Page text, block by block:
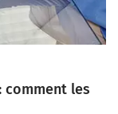
comment les